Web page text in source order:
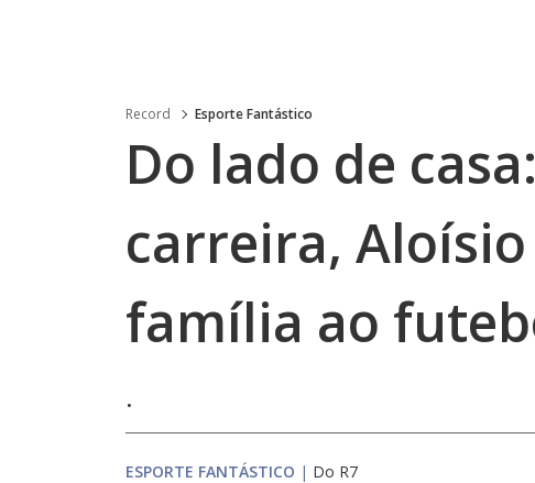
Record Esporte Fantástico
Do lado de
carreira,
família ao
.
ESPORTE FANTÁSTICO | Do R7